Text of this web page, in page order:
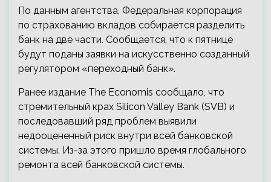
По данным агентства, Федеральная корпорация
по страхованию вкладов собирается разделить
банк на две части. Сообщается, что к пятнице
будут поданы заявки на искусственно созданный
регулятором «переходный банк».
Ранее издание The Economis сообщало, что
стремительный крах Silicon Valley Bank (SVB) и
последовавший ряд проблем выявили
недооцененный риск внутри всей банковской
системы. Из-за этого пришло время глобального
ремонта всей банковской системы.